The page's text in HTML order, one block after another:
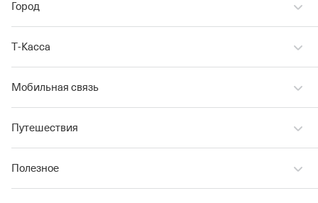
Город
Т‑Касса
Мобильная связь
Путешествия
Полезное